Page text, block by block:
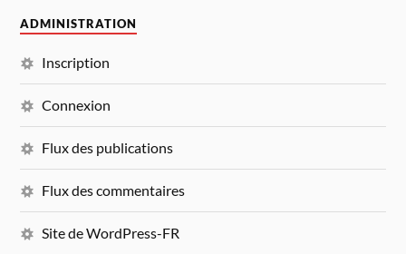
ADMINISTRATION
Inscription
Connexion
Flux des publications
Flux des commentaires
Site de WordPress-FR